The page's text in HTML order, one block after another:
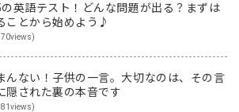
英語テスト！どんな問題が出る？まずは
ことから始めよう♪
んない！子供の一言。大切なのは、その言
隠された裏の本音です